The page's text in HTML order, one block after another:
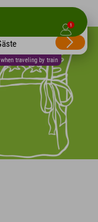
1
traveling by train